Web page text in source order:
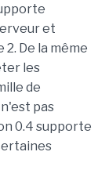
et
De la même
les
de
pas
0.4 supporte